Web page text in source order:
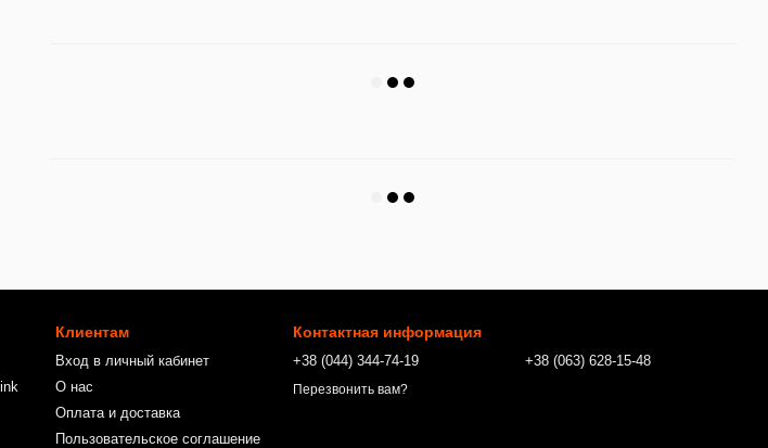
Клиентам
Вход в личный кабинет
О нас
Оплата и доставка
Пользовательское соглашение
Контактная информация
+38 (044) 344-74-19
Перезвонить вам?
+38 (063) 628-15-48